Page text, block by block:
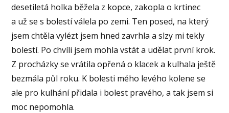
desetiletá holka běžela z kopce, zakopla o krtinec
a už se s bolestí válela po zemi. Ten posed, na který
jsem chtěla vylézt jsem hned zavrhla a slzy mi tekly
bolestí. Po chvíli jsem mohla vstát a udělat první krok.
Z procházky se vrátila opřená o klacek a kulhala ještě
bezmála půl roku. K bolesti mého levého kolene se
ale pro kulhání přidala i bolest pravého, a tak jsem si
moc nepomohla.